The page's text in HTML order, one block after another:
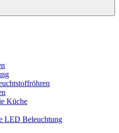
Küche
LED Beleuchtung